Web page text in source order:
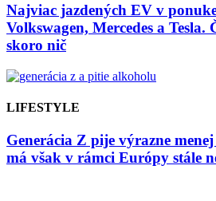
Najviac jazdených EV v
Volkswagen, Mercedes a Tesla.
skoro nič
LIFESTYLE
Generácia Z pije výrazne
má však v rámci Európy stále